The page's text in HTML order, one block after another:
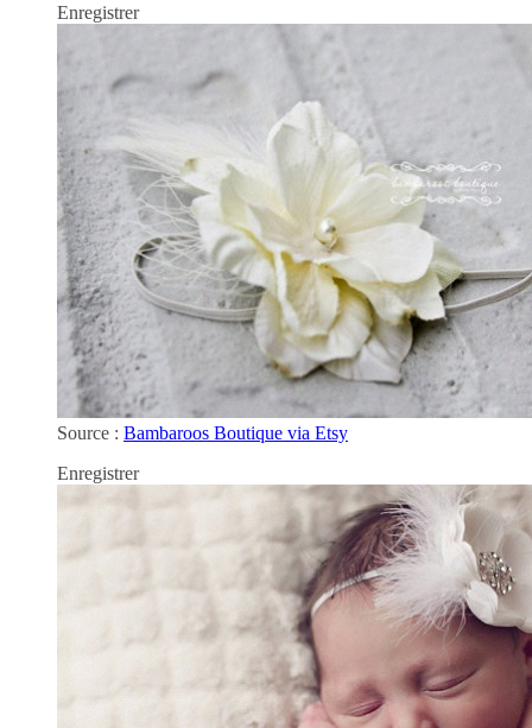
Enregistrer
Source : Bambaroos Boutique via Etsy
Enregistrer